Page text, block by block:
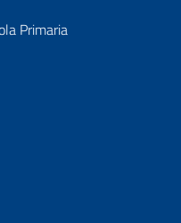
Primaria